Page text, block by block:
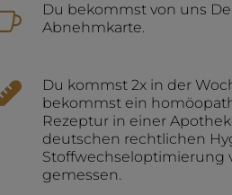
Du bekommst von uns
Abnehmkarte.
Du kommst 2x in der
bekommst ein
Rezeptur in einer
deutschen rechtlichen
Stoffwechseloptimierung
gemessen.